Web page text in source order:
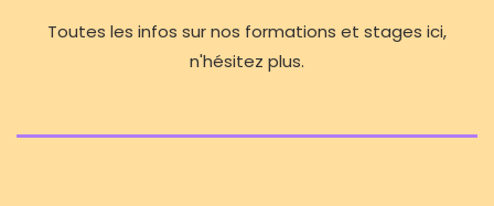
Toutes les infos sur nos formations et stages ici,
n'hésitez plus.